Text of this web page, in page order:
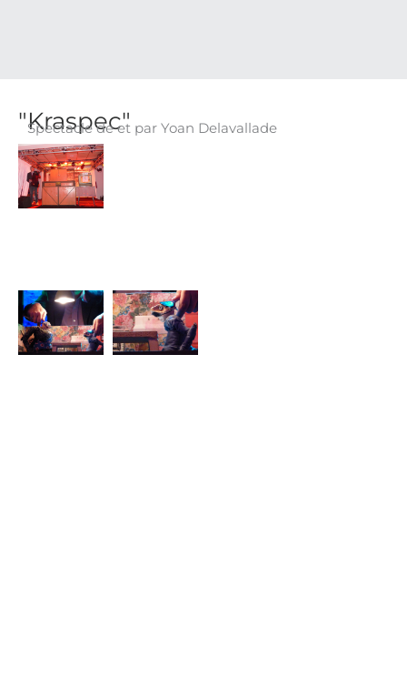
"Kraspec"
Spectacle de et par Yoan Delavallade